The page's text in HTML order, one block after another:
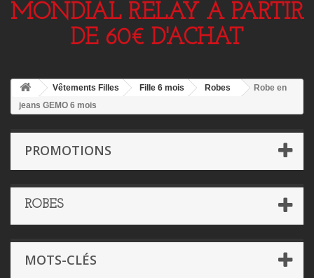
MONDIAL RELAY A PARTIR
DE 60€ D'ACHAT
Vêtements Filles Fille 6 mois Robes
Robe en
jeans GEMO 6 mois
PROMOTIONS
ROBES
MOTS-CLÉS